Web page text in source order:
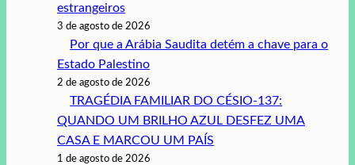
estrangeiros
3 de agosto de 2026
Por que a Arábia Saudita detém a chave para o
Estado Palestino
2 de agosto de 2026
TRAGÉDIA FAMILIAR DO CÉSIO-137:
QUANDO UM BRILHO AZUL DESFEZ UMA
CASA E MARCOU UM PAÍS
1 de agosto de 2026